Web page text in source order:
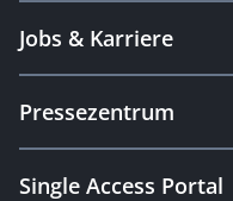
Jobs & Karriere
Pressezentrum
Single Access Portal